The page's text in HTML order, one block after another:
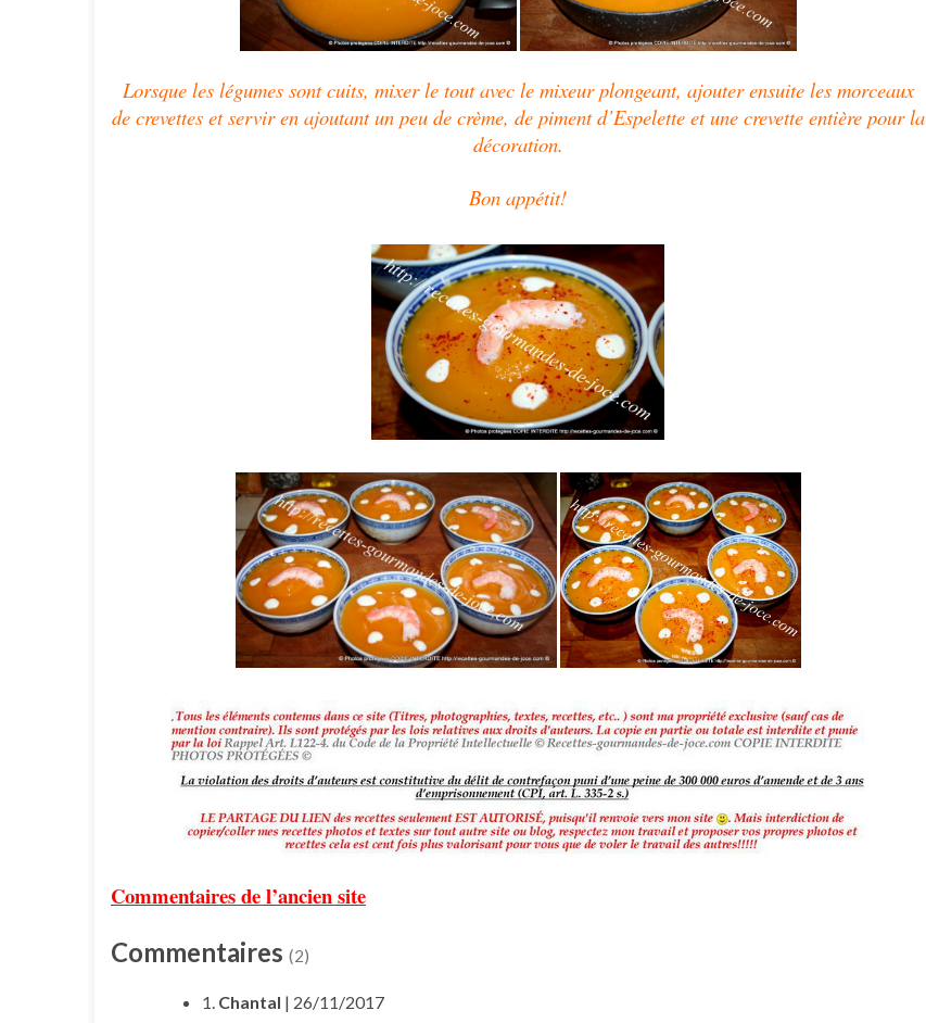
Lorsque les légumes sont cuits, mixer le tout avec le mixeur plongeant, ajouter ensuite les morceaux
de crevettes et servir en ajoutant un peu de crème, de piment d’Espelette et une crevette entière pour la
décoration.
Bon appétit!
Commentaires de l’ancien site
Commentaires (2)
1. Chantal | 26/11/2017